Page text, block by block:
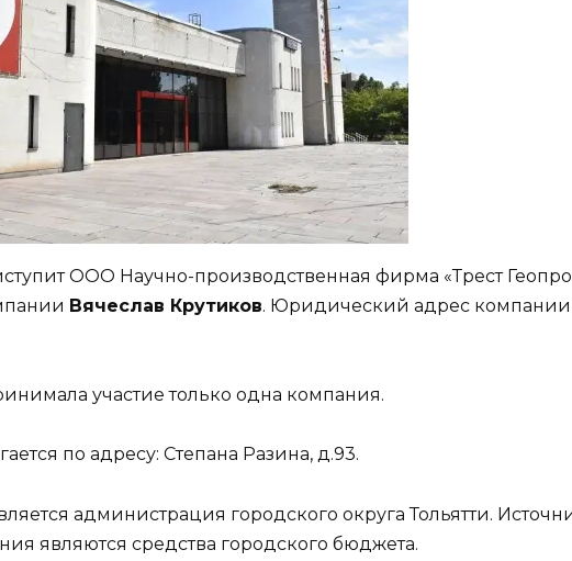
ООО Научно-производственная фирма «Трест
Вячеслав Крутиков. Юридический адрес компании
участие только одна компания.
по адресу: Степана Разина, д.93.
администрация городского округа Тольятти.
являются средства городского бюджета.